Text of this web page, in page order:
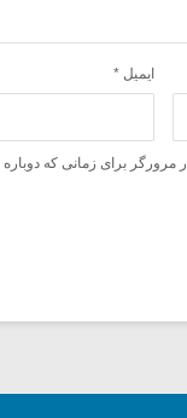
ایمیل *
مرورگر برای زمانی که